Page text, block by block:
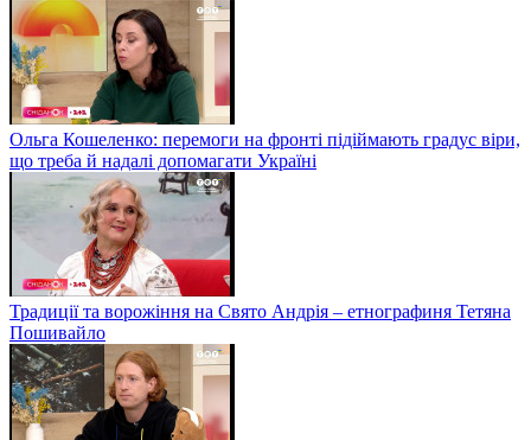
Ольга Кошеленко: перемоги на фронті підіймають градус віри,
що треба й надалі допомагати Україні
Традиції та ворожіння на Свято Андрія – етнографиня Тетяна
Пошивайло